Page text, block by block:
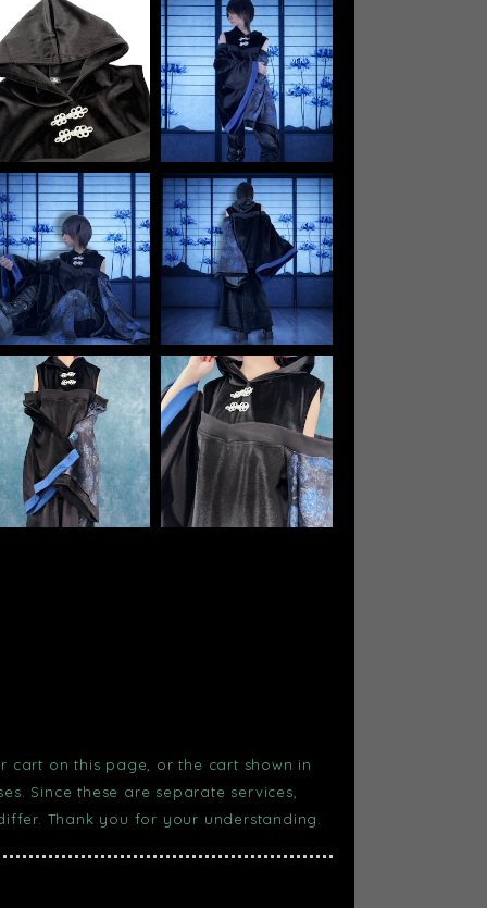
cart on this page, or the cart shown in
Since these are separate services,
Thank you for your understanding.